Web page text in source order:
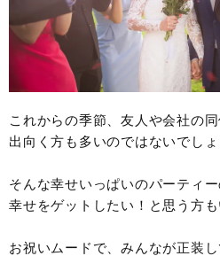
これからの季節、友人や会社の
出向く方も多いのではないでしょ
そんな幸せいっぱいのパーティ
幸せをゲットしたい！と思う方も
お祝いムードで、みんなが正装